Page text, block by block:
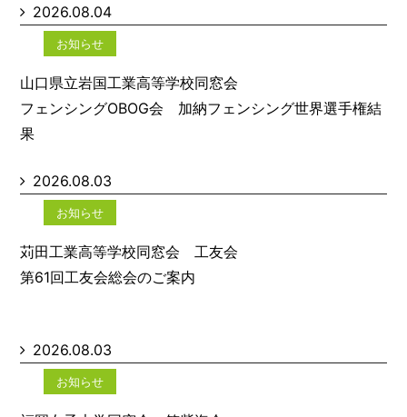
2026.08.04
お知らせ
山口県立岩国工業高等学校同窓会
フェンシングOBOG会 加納フェンシング世界選手権結
果
2026.08.03
お知らせ
苅田工業高等学校同窓会 工友会
第61回工友会総会のご案内
2026.08.03
お知らせ